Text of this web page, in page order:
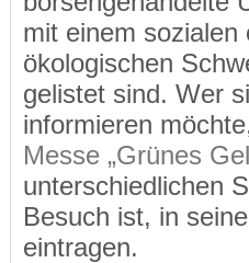
mit einem sozialen
ökologischen
gelistet sind. Wer
informieren
Messe „Grünes
unterschiedlichen
Besuch ist, in
eintragen.